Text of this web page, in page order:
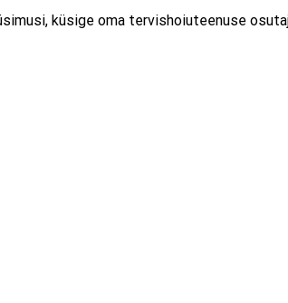
küsige oma tervishoiuteenuse